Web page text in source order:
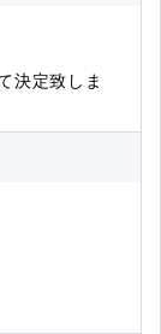
決定致しま